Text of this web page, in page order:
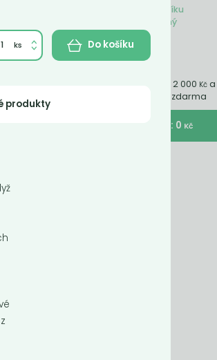
Obsah košíku
je prázdný
Nakupte ještě za 2 000 Kč a
získáte dopravu zdarma
K pokladně : 0 Kč
Do košíku
produkty